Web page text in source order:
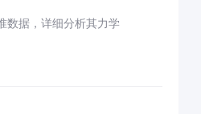
数据，详细分析其力学